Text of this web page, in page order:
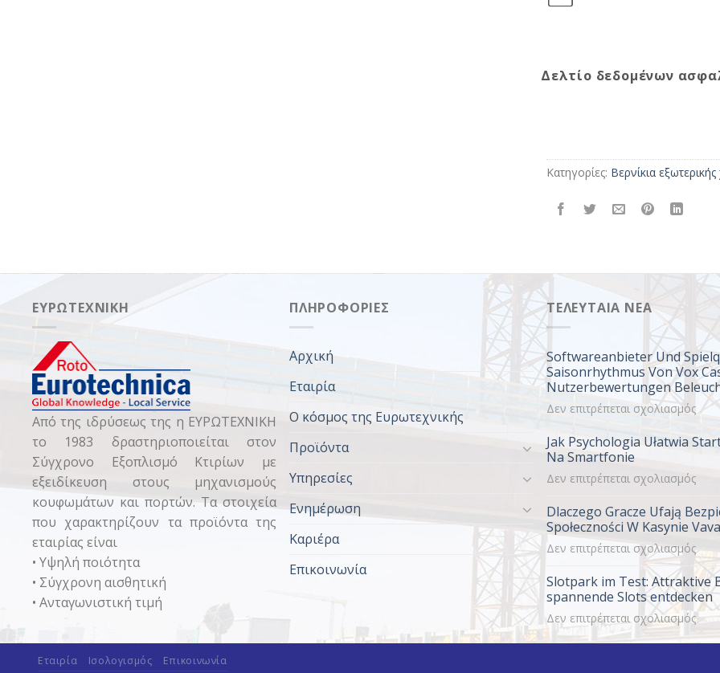
Δελτίο δεδομένων
Κατηγορίες: Βερνίκια
ΕΥΡΩΤΕΧΝΙΚΉ
Από της ιδρύσεως της η ΕΥΡΩΤΕΧΝΙΚΗ
το 1983 δραστηριοποιείται στον
Σύγχρονο Εξοπλισμό Κτιρίων με
εξειδίκευση στους μηχανισμούς
κουφωμάτων και πορτών. Τα στοιχεία
που χαρακτηρίζουν τα προϊόντα της
εταιρίας είναι
• Υψηλή ποιότητα
• Σύγχρονη αισθητική
• Ανταγωνιστική τιμή
ΠΛΗΡΟΦΟΡΊΕΣ
Αρχική
Εταιρία
Ο κόσμος της Ευρωτεχνικής
Προϊόντα
Υπηρεσίες
Ενημέρωση
Καριέρα
Επικοινωνία
ΤΕΛΕΥΤΑΊΑ ΝΈΑ
Softwareanbieter Und
Saisonrhythmus Von Vox
Nutzerbewertungen
Δεν επιτρέπεται σχολιασμόςστο
Und
Im
Von
Vox
Jak Psychologia Ułatwia
Na Smartfonie
Δεν επιτρέπεται σχολιασμόςστο
Start
W
Na
Dlaczego Gracze Ufają
Społeczności W Kasynie
Δεν επιτρέπεται σχολιασμόςστο
Slotpark im Test: Attraktive
spannende Slots entdecken
Δεν επιτρέπεται σχολιασμόςστο
Εταιρία Ισολογισμός Επικοινωνία